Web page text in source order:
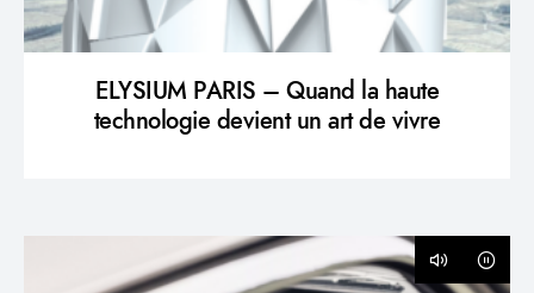
ELYSIUM PARIS – Quand la haute
technologie devient un art de vivre